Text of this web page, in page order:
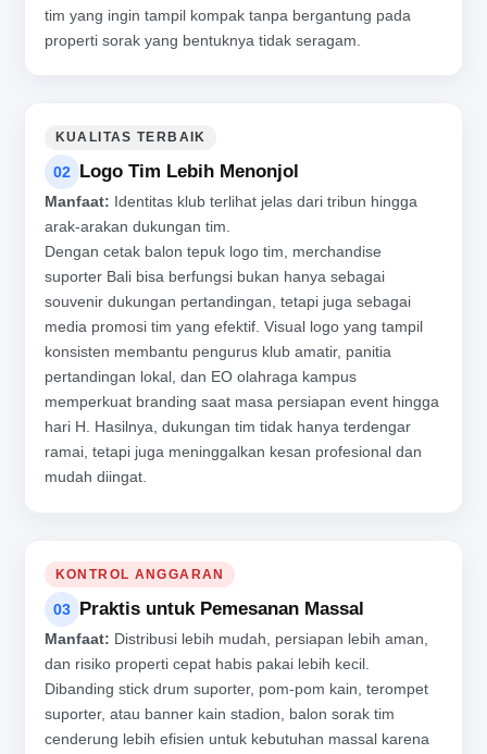
tim yang ingin tampil kompak tanpa bergantung pada
properti sorak yang bentuknya tidak seragam.
KUALITAS TERBAIK
02 Logo Tim Lebih Menonjol
Manfaat: Identitas klub terlihat jelas dari tribun hingga
arak-arakan dukungan tim.
Dengan cetak balon tepuk logo tim, merchandise
suporter Bali bisa berfungsi bukan hanya sebagai
souvenir dukungan pertandingan, tetapi juga sebagai
media promosi tim yang efektif. Visual logo yang tampil
konsisten membantu pengurus klub amatir, panitia
pertandingan lokal, dan EO olahraga kampus
memperkuat branding saat masa persiapan event hingga
hari H. Hasilnya, dukungan tim tidak hanya terdengar
ramai, tetapi juga meninggalkan kesan profesional dan
mudah diingat.
KONTROL ANGGARAN
03 Praktis untuk Pemesanan Massal
Manfaat: Distribusi lebih mudah, persiapan lebih aman,
dan risiko properti cepat habis pakai lebih kecil.
Dibanding stick drum suporter, pom-pom kain, terompet
suporter, atau banner kain stadion, balon sorak tim
cenderung lebih efisien untuk kebutuhan massal karena